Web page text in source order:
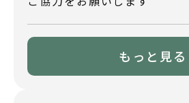
もっと見る